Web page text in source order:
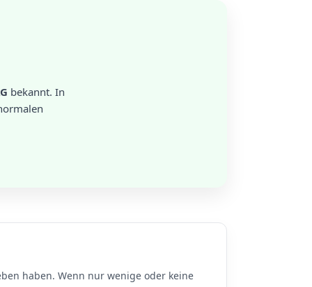
bekannt. In
haben. Wenn nur wenige oder keine